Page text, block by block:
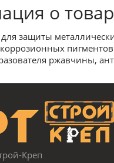
о
защиты
ржавчины,
Креп